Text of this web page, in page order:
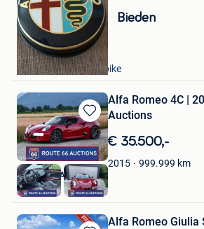
Bieden
Pascal
Oudenaarde+Deel Ooike
Bewaren
in
Mijn
Favorieten
Alfa Romeo 4C |
Auctions
€ 35.500,-
2015 999.999 km
Route 66 Auctions
Waalwijk
Alfa Romeo Giulia